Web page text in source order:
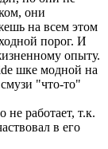
они
на всем этом
порог. И
опыту.
шке модной на
"что-то"
не работает, т.к.
в его